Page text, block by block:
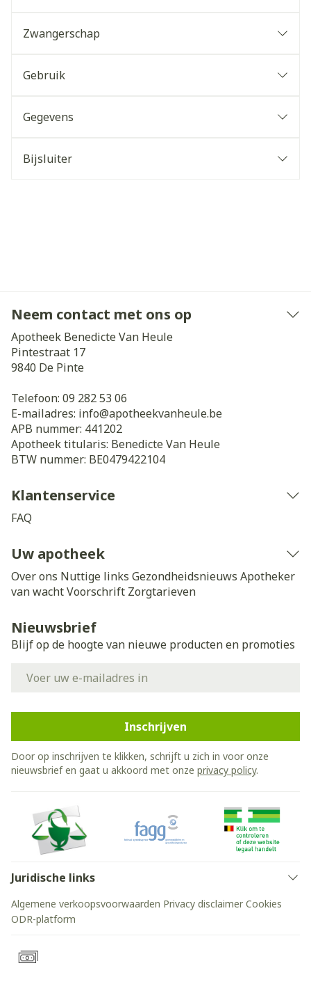
Zwangerschap
Gebruik
Gegevens
Bijsluiter
Neem contact met ons op
Apotheek Benedicte Van Heule
Pintestraat 17
9840 De Pinte
Telefoon: 09 282 53 06
E-mailadres: info@apotheekvanheule.be
APB nummer: 441202
Apotheek titularis: Benedicte Van Heule
BTW nummer: BE0479422104
Klantenservice
FAQ
Uw apotheek
Over ons Nuttige links Gezondheidsnieuws Apotheker
van wachtVoorschrift Zorgtarieven
Nieuwsbrief
Blijf op de hoogte van nieuwe producten en promoties
Inschrijven
Door op inschrijven te klikken, schrijft u zich in voor onze
nieuwsbrief en gaat u akkoord met onze privacy policy.
Juridische links
Algemene verkoopsvoorwaarden Privacy disclaimer Cookies
ODR-platform